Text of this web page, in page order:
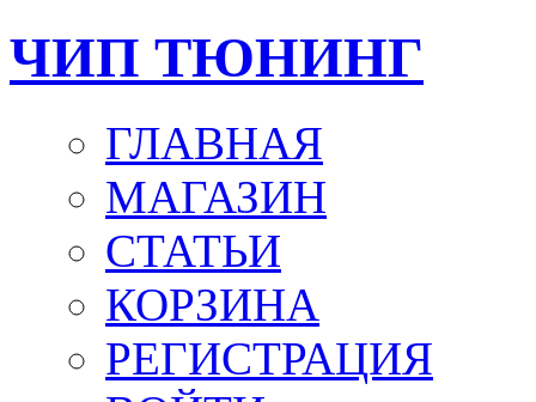
ЧИП ТЮНИНГ
ГЛАВНАЯ
МАГАЗИН
СТАТЬИ
КОРЗИНА
РЕГИСТРАЦИЯ